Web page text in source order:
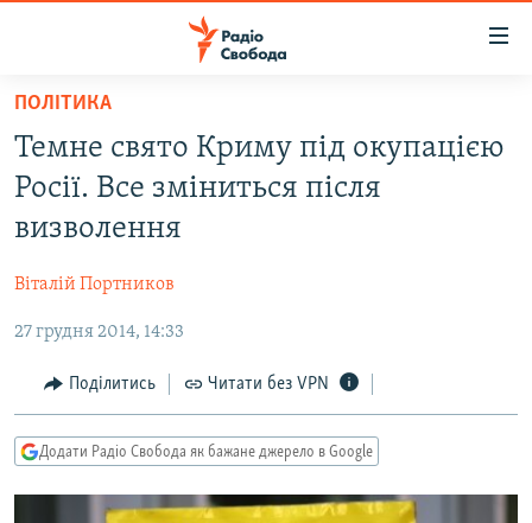
Перейти
основного
матеріалу
до
основної
Перейти
пошуку
ЕКОНОМІКА
СУСПІЛЬСТВО
КУЛЬТУРА
УКРАЇНА
РОСІЙСЬКА «ФІЛЬТРАЦІЯ»
ДОНБАС.РЕАЛІЇ
КРИМ.РЕАЛІЇ
СХЕМИ
КИТАЙ.ВИКЛИКИ
ПОЛІТИКА
Темне свято Криму під окупацією
Росії. Все зміниться після
визволення
Віталій Портников
27 грудня 2014, 14:33
Поділитись Читати без VPN
Додати Радіо Свобода як бажане джерело в Google